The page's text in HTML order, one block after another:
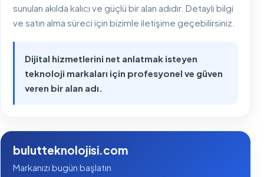
sunulan akılda kalıcı ve güçlü bir alan adıdır. Detaylı bilgi
ve satın alma süreci için bizimle iletişime geçebilirsiniz.
Dijital hizmetlerini net anlatmak isteyen
teknoloji markaları için profesyonel ve güven
veren bir alan adı.
bulutteknolojisi.com
Markanızı bugün başlatın